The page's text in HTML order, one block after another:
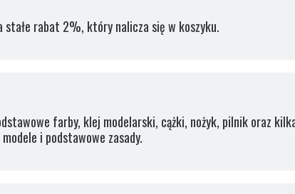
stałe rabat 2%, który nalicza się w koszyku.
farby, klej modelarski, cążki, nożyk, pilnik oraz
i podstawowe zasady.